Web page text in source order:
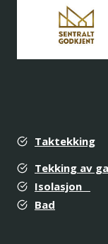
Taktekking
Tekking av
Isolasjon
Bad